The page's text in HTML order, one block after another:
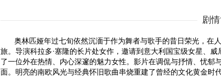
剧
奥林匹娅年过七旬依然沉湎于作为舞者与歌手的昔日荣光，在
旅。导演科拉多·塞隆的长片处女作，邀请到意大利国宝级女星、
了一位外在热情、内心深邃的魅力女性。影片在调侃与抒情、忧
面。明亮的南欧风光与经典怀旧歌曲串烧重建了曾经的文化黄金时